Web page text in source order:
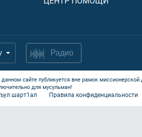
Радио
сайте публикуется вне рамок миссионерской
для мусульман!
шарт1ал Правила конфиденциальности